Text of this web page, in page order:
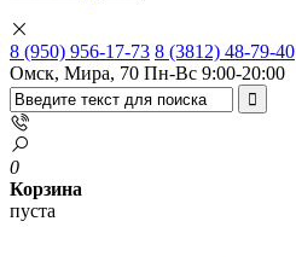
8 (950) 956-17-73 8 (3812) 48-79-40
Омск, Мира, 70 Пн-Вс 9:00-20:00
0
Корзина
пуста